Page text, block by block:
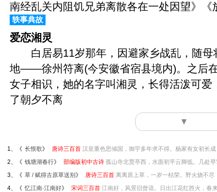
南经乱关内阻饥兄弟离散各在一处因望》《
轶事典故
爱恋湘灵
白居易11岁那年，因避家乡战乱，随母
地——徐州符离(今安徽省宿县境内)。之后
女子相识，她的名字叫湘灵，长得活泼可
了朝夕不离
▼
1、《 长恨歌》 唐诗三百首 汉皇重色思倾国，御宇多年求不得。杨家有女初长
2、《 钱塘湖春行》 部编版初中古诗 孤山寺北贾亭西，水面初平云脚低。几处
3、《 草 / 赋得古原草送别 》 唐诗三百首 离离原上草，一岁一枯荣。野火烧不
4、《 忆江南·江南好》 宋词三百首 江南好，风景旧曾谙。日出江花红胜火，春